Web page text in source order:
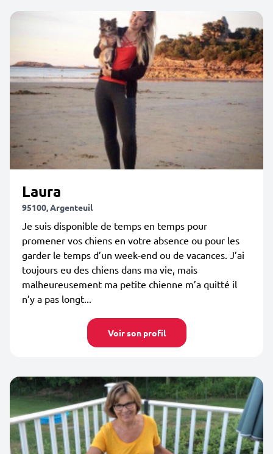
Laura
95100, Argenteuil
Je suis disponible de temps en temps pour
promener vos chiens en votre absence ou pour les
garder le temps d’un week-end ou de vacances. J’ai
toujours eu des chiens dans ma vie, mais
malheureusement ma petite chienne m’a quitté il
n’y a pas longt...
Voir son profil